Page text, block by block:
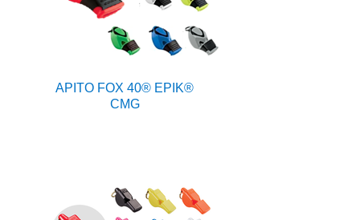
APITO FOX 40® EPIK®
CMG